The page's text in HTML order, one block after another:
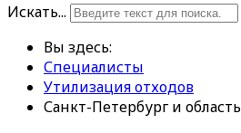
Искать...
Вы здесь:
Специалисты
Утилизация отходов
Санкт-Петербург и область